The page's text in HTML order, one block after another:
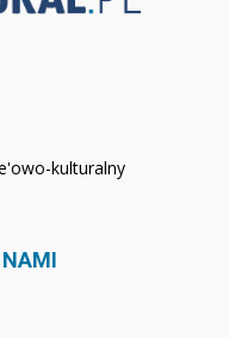
kulturalny